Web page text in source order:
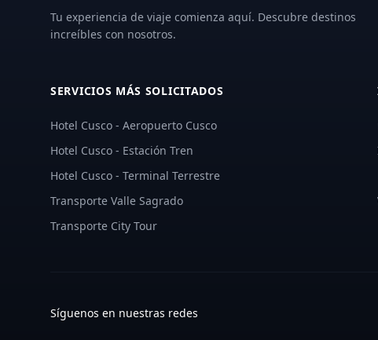
Tu experiencia de viaje comienza aquí. Descubre destinos
increíbles con nosotros.
SERVICIOS MÁS SOLICITADOS
Hotel Cusco - Aeropuerto Cusco
Hotel Cusco - Estación Tren
Hotel Cusco - Terminal Terrestre
Transporte Valle Sagrado
Transporte City Tour
Síguenos en nuestras redes